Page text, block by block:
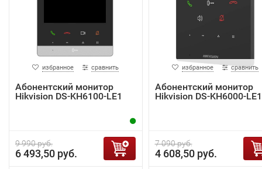
избранное сравнить
Абонентский монитор
Hikvision DS-KH6100-LE1
9 990 руб.
6 493,50 руб.
избранное сравнить
Абонентский монитор
Hikvision DS-KH6000-LE1
7 090 руб.
4 608,50 руб.